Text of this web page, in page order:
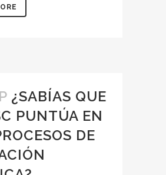
¿SABÍAS QUE
PUNTÚA EN
DE